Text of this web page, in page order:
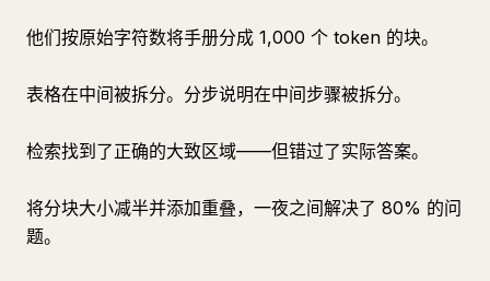
他们按原始字符数将手册分成 1,000 个 token 的块。
表格在中间被拆分。分步说明在中间步骤被拆分。
检索找到了正确的大致区域——但错过了实际答案。
将分块大小减半并添加重叠，一夜之间解决了 80% 的问
题。